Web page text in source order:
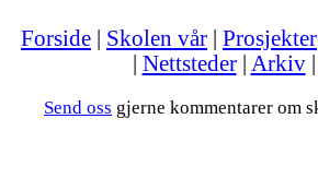
Forside Skolen vår Prosjekter
Nettsteder| Arkiv
Send oss gjerne kommentarer om